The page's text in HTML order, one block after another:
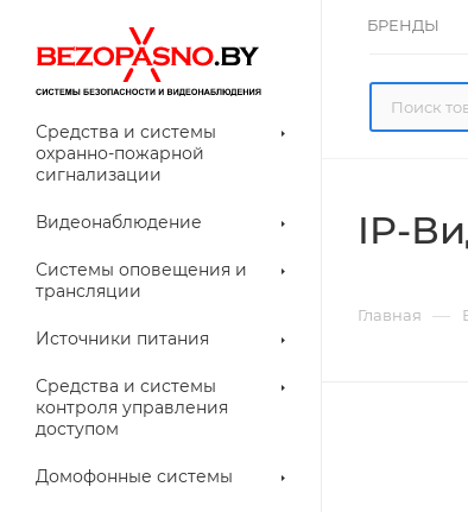
БРЕНДЫ
Средства и системы
охранно-пожарной
сигнализации
Видеонаблюдение
для
Системы оповещения и
трансляции
указатели (табло)
Источники питания
Средства и системы
контроля управления
доступом
Домофонные системы
IP-
Главная —